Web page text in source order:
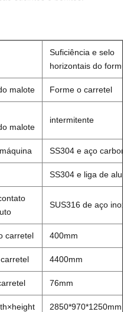
Suficiência e selo
horizontais do
malote Forme o carretel
malote
intermitente
SS304 e aço carbono
SS304 e liga de
SUS316 de aço
carretel 400mm
4400mm
76mm
2850*970*1250mm